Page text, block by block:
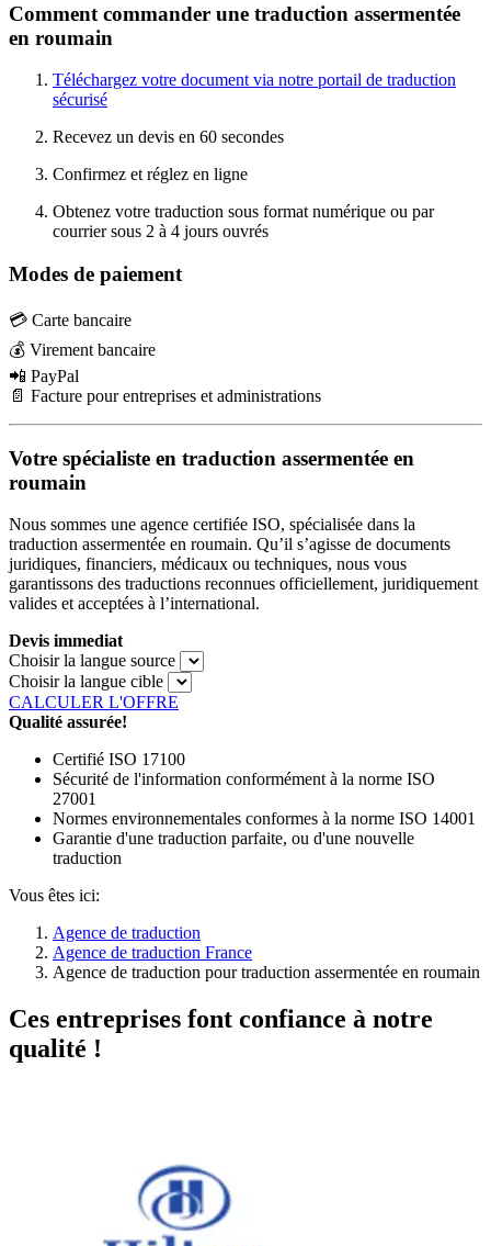
Comment commander une traduction assermentée
en roumain
Téléchargez votre document via notre portail de traduction
sécurisé
Recevez un devis en 60 secondes
Confirmez et réglez en ligne
Obtenez votre traduction sous format numérique ou par
courrier sous 2 à 4 jours ouvrés
Modes de paiement
💳 Carte bancaire
💰 Virement bancaire
📲 PayPal
📄 Facture pour entreprises et administrations
Votre spécialiste en traduction assermentée en
roumain
Nous sommes une agence certifiée ISO, spécialisée dans la
traduction assermentée en roumain. Qu’il s’agisse de documents
juridiques, financiers, médicaux ou techniques, nous vous
garantissons des traductions reconnues officiellement, juridiquement
valides et acceptées à l’international.
Devis immediat
Choisir la langue source
Choisir la langue cible
CALCULER L'OFFRE
Qualité assurée!
Certifié ISO 17100
Sécurité de l'information conformément à la norme ISO
27001
Normes environnementales conformes à la norme ISO 14001
Garantie d'une traduction parfaite, ou d'une nouvelle
traduction
Vous êtes ici:
Agence de traduction
Agence de traduction France
Agence de traduction pour traduction assermentée en roumain
Ces entreprises font confiance à notre
qualité !